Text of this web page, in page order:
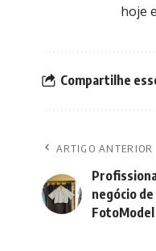
hoje
Compartilhe
ARTIGO ANTERIOR
negócio
FotoModel